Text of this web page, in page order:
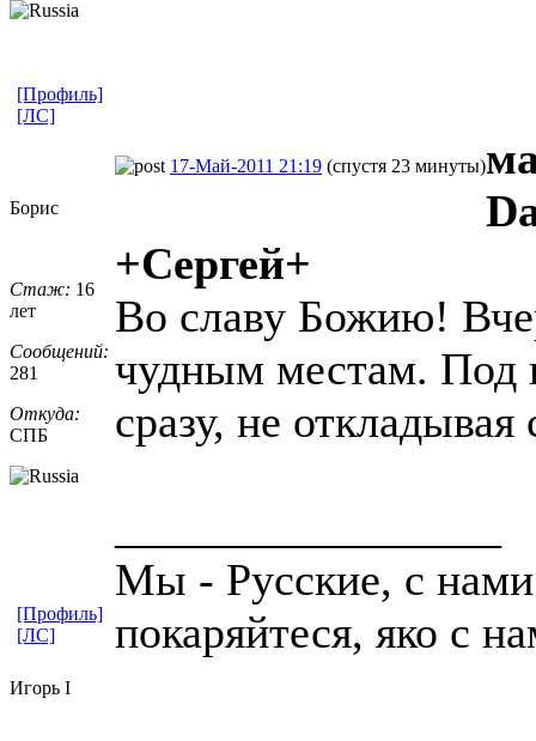
[Профиль]
[ЛС]
Борис
Стаж: 16
лет
Сообщений:
281
Откуда:
СПБ
17-Май-2011 21:19 (спустя 23 минуты)
+Сергей+
Во славу Божию!
чудным местам. Под
сразу, не откладывая
Мы - Русские, с
покаряйтеся, яко с
[Профиль]
[ЛС]
Игорь I